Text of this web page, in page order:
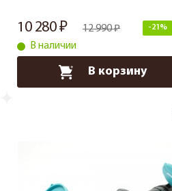
10 280 12 990 -21%
В наличии
В корзину